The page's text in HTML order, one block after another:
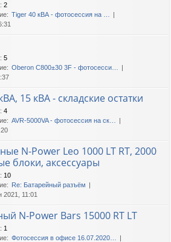
: 2
Tiger 40 кВА - фотосессия на …
: 5
Oberon C800±30 3F - фотосесси…
15 кВА - складские остатки
: 4
AVR-5000VA - фотосессия на ск…
N-Power Leo 1000 LT RT, 2000
блоки, аксессуары
: 10
Re: Батарейный разъём
2021, 11:01
N-Power Bars 15000 RT LT
: 1
Фотосессия в офисе 16.07.2020…